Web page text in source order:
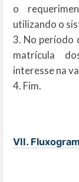
o
utilizando o
3. No período
matrícula
interesse na
4. Fim.
VII.